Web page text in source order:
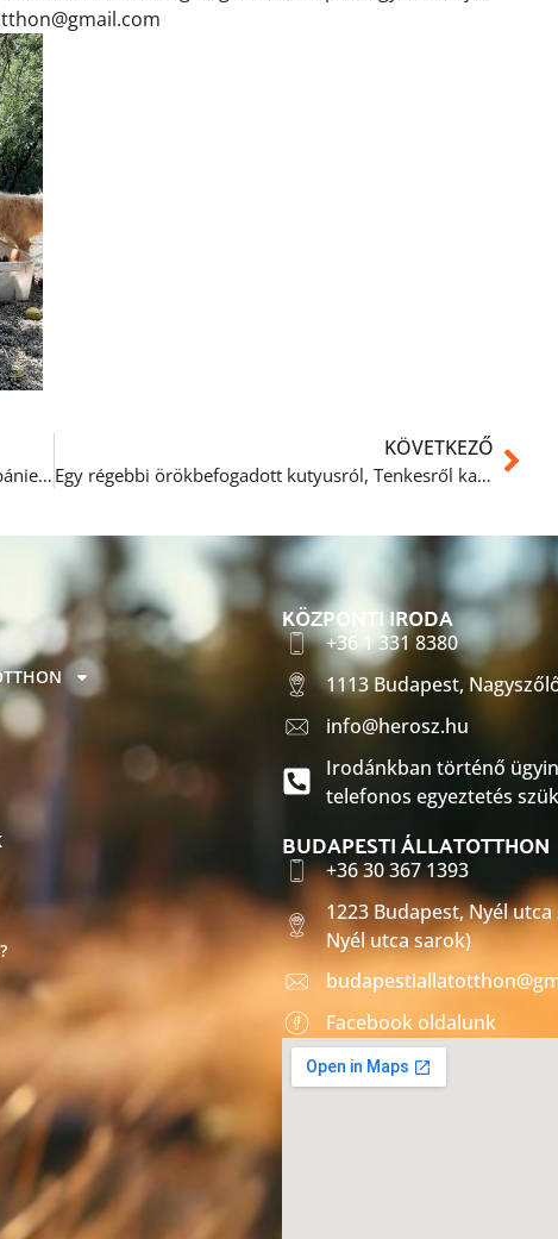
Friss hírek Ozzy-ról, a majdnem visszahozott spániel fiúcskáról
KÖVETKEZŐ
Egy régebbi örökbefogadott kutyusról, Tenkesről kaptunk gazdis visszajelzést
KÖZPONTI IRODA
+36 1 331 8380
1113 Budapest,
info@herosz.hu
Irodánkban történő
telefonos egyeztetés
BUDAPESTI ÁLLATOTTHON
+36 30 367 1393
1223 Budapest, Nyél utca
Nyél utca sarok)
Facebook oldalunk